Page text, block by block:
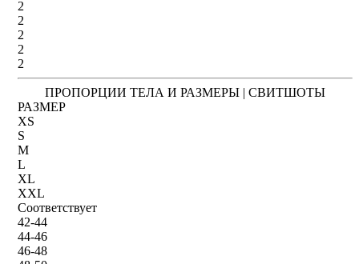
2
2
2
2
2
ПРОПОРЦИИ ТЕЛА И РАЗМЕРЫ | СВИТШОТЫ
РАЗМЕР
XS
S
M
L
XL
XXL
Соответствует
42-44
44-46
46-48